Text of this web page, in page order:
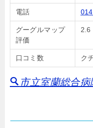
電話
グーグルマップ
評価
2.6
口コミ数 ク
市立室蘭総合